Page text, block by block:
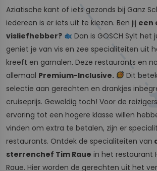
Aziatische kant of iets gezonds bij Ganz
iedereen is er iets uit te kiezen. Ben jij een
visliefhebber?
Dan is GOSCH Sylt het
geniet je van vis en zee specialiteiten uit
kreeft en garnalen. Deze restaurants en
allemaal Premium-Inclusive.
Dit
selectie aan gerechten en drankjes
cruiseprijs. Geweldig toch! Voor de
ervaring tot een hogere klasse willen
vinden om extra te betalen, zijn er
restaurants. Ontdek de specialiteiten van
sterrenchef Tim Raue in het restaurant
Raue. Hier worden de gerechten uit het